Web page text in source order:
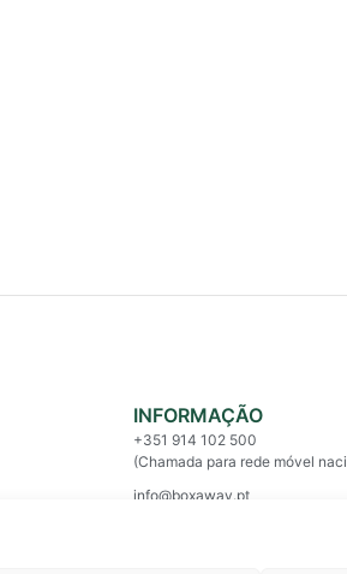
INFORMAÇÃO
+351 914 102 500
(Chamada para rede móvel
info@boxaway.pt